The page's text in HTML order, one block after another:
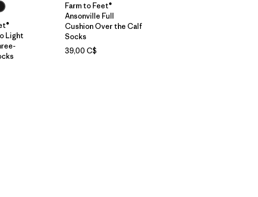
Light
Farm to Feet®
Ansonville Full
Cushion Over the Calf
Socks
39,00 C$